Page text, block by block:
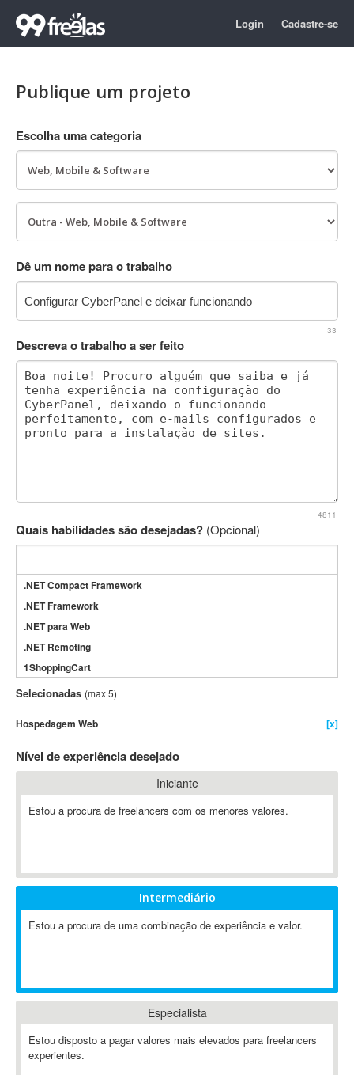
Login Cadastre-se
Publique um projeto
Escolha uma categoria
Dê um nome para o trabalho
33
Descreva o trabalho a ser feito
4811
Quais habilidades são desejadas? (Opcional)
.NET Compact Framework
.NET Framework
.NET para Web
.NET Remoting
1ShoppingCart
3DS Max
3GSM
4D Dimension
802.11
A&P
A2Billing
ABAP
ABBYY FineReader
Ableton Live
Abstract
Abstract Window Toolkit (AWT)
Selecionadas (max 5)
Hospedagem Web [x]
Nível de experiência desejado
Iniciante
Estou a procura de freelancers com os menores valores.
Intermediário
Estou a procura de uma combinação de experiência e valor.
Especialista
Estou disposto a pagar valores mais elevados para freelancers
experientes.